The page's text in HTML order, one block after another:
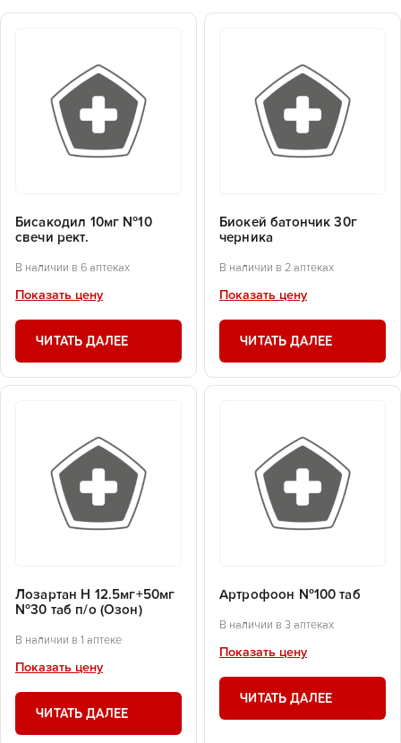
Бисакодил 10мг №10
свечи рект.
В наличии в 6 аптеках
Показать цену
ЧИТАТЬ ДАЛЕЕ
Биокей батончик 30г
черника
В наличии в 2 аптеках
Показать цену
ЧИТАТЬ ДАЛЕЕ
Лозартан Н 12.5мг+50мг
№30 таб п/о (Озон)
В наличии в 1 аптеке
Показать цену
ЧИТАТЬ ДАЛЕЕ
Артрофоон №100 таб
В наличии в 3 аптеках
Показать цену
ЧИТАТЬ ДАЛЕЕ